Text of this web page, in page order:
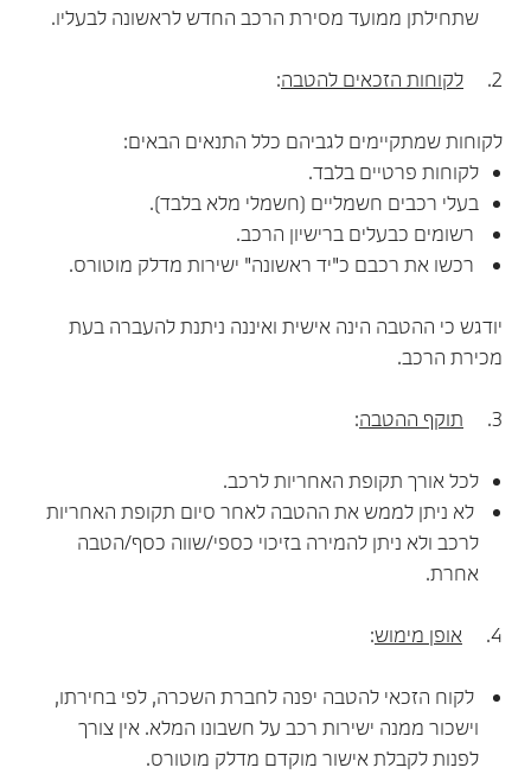
שתחילתן ממועד מסירת הרכב החדש לראשונה לבעליו.
לקוחות הזכאים להטבה:
לקוחות שמתקיימים לגביהם כלל התנאים הבאים:
לקוחות פרטיים בלבד.
בעלי רכבים חשמליים (חשמלי מלא בלבד).
רשומים כבעלים ברישיון הרכב.
רכשו את רכבם כ"יד ראשונה" ישירות מדלק מוטורס.
יודגש כי ההטבה הינה אישית ואיננה ניתנת להעברה בעת
מכירת הרכב.
תוקף ההטבה:
לכל אורך תקופת האחריות לרכב.
לא ניתן לממש את ההטבה לאחר סיום תקופת האחריות
לרכב ולא ניתן להמירה בזיכוי כספי/שווה כסף/הטבה
אחרת.
4. אופן מימוש:
לקוח הזכאי להטבה יפנה לחברת השכרה, לפי בחירתו,
וישכור ממנה ישירות רכב על חשבונו המלא. אין צורך
לפנות לקבלת אישור מוקדם מדלק מוטורס.